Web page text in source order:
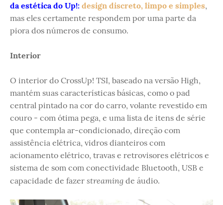
da estética do Up!: design discreto, limpo e simples,
mas eles certamente respondem por uma parte da
piora dos números de consumo.
Interior
O interior do CrossUp! TSI, baseado na versão High,
mantém suas características básicas, como o pad
central pintado na cor do carro, volante revestido em
couro - com ótima pega, e uma lista de itens de série
que contempla ar-condicionado, direção com
assistência elétrica, vidros dianteiros com
acionamento elétrico, travas e retrovisores elétricos e
sistema de som com conectividade Bluetooth, USB e
capacidade de fazer streaming de áudio.